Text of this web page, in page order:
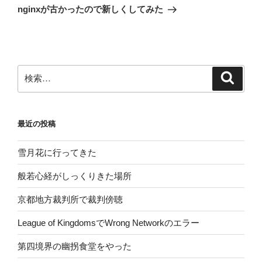
ー
の
nginxが古かったので新しくしてみた
索:
最近の投稿
雪月花に行ってきた
般若心経がしっくりきた場所
京都地方裁判所で裁判傍聴
League of KingdomsでWrong Networkのエラー
第四境界の幽拐食堂をやった